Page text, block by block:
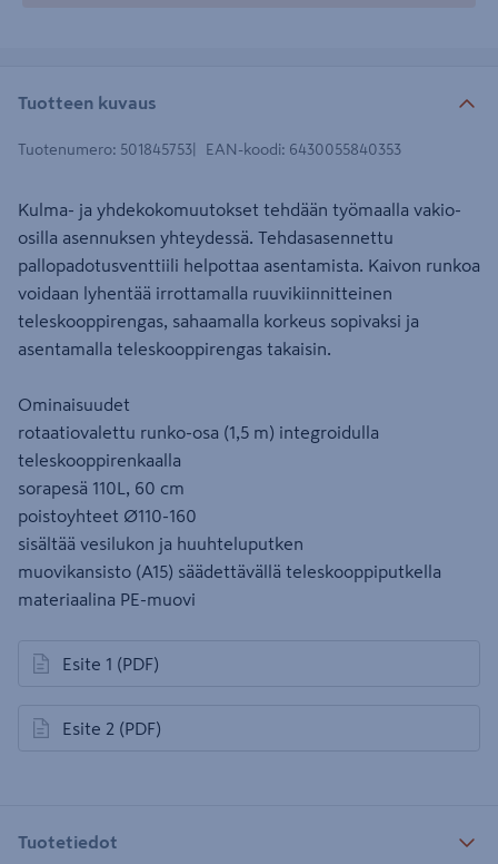
Tuotteen kuvaus
Tuotenumero: 501845753 EAN-koodi: 6430055840353
Kulma- ja yhdekokomuutokset tehdään työmaalla vakio-
osilla asennuksen yhteydessä. Tehdasasennettu
pallopadotusventtiili helpottaa asentamista. Kaivon runkoa
voidaan lyhentää irrottamalla ruuvikiinnitteinen
teleskooppirengas, sahaamalla korkeus sopivaksi ja
asentamalla teleskooppirengas takaisin.
Ominaisuudet
rotaatiovalettu runko-osa (1,5 m) integroidulla
teleskooppirenkaalla
sorapesä 110L, 60 cm
poistoyhteet Ø110-160
sisältää vesilukon ja huuhteluputken
muovikansisto (A15) säädettävällä teleskooppiputkella
materiaalina PE-muovi
Esite 1 (PDF)
avautuu uuteen välilehteen
Esite 2 (PDF)
avautuu uuteen välilehteen
Tuotetiedot